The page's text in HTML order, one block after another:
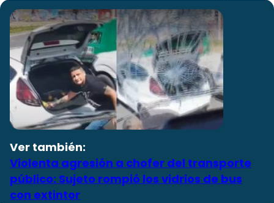
Ver también:
Violenta agresión a chofer del transporte
público: Sujeto rompió los vidrios de bus
con extintor